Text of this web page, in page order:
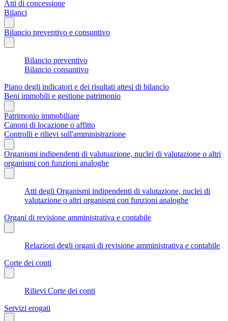
Atti di concessione
Bilanci
Bilancio preventivo e consuntivo
Bilancio preventivo
Bilancio consuntivo
Piano degli indicatori e dei risultati attesi di bilancio
Beni immobili e gestione patrimonio
Patrimonio immobiliare
Canoni di locazione o affitto
Controlli e rilievi sull'amministrazione
Organismi indipendenti di valutuazione, nuclei di valutazione o altri
organismi con funzioni analoghe
Atti degli Organismi indipendenti di valutazione, nuclei di
valutazione o altri organismi con funzioni analoghe
Organi di revisione amministrativa e contabile
Relazioni degli organi di revisione amministrativa e contabile
Corte dei conti
Rilievi Corte dei conti
Servizi erogati